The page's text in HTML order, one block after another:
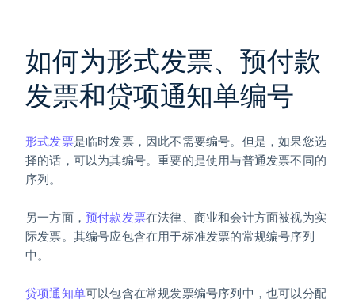
如何为形式发票、预付款
发票和贷项通知单编号
形式发票是临时发票，因此不需要编号。但是，如果您选
择的话，可以为其编号。重要的是使用与普通发票不同的
序列。
另一方面， 预付款发票在法律、商业和会计方面被视为实
际发票。其编号应包含在用于标准发票的常规编号序列
中。
贷项通知单可以包含在常规发票编号序列中，也可以分配